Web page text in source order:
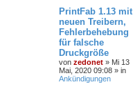
PrintFab 1.13 mit
neuen Treibern,
Fehlerbehebung
für falsche
Druckgröße
von zedonet » Mi 13
Mai, 2020 09:08 » in
Ankündigungen